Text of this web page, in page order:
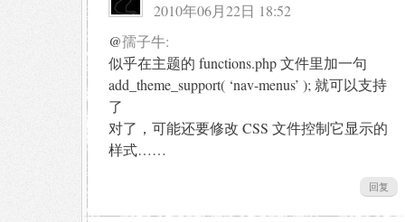
2010年06月22日 18:52
@孺子牛:
似乎在主题的 functions.php 文件里加一句
add_theme_support( ‘nav-menus’ ); 就可以支持
了
对了，可能还要修改 CSS 文件控制它显示的
样式……
回复